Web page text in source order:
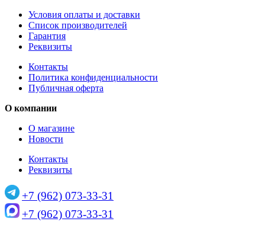
Условия оплаты и доставки
Список производителей
Гарантия
Реквизиты
Контакты
Политика конфиденциальности
Публичная оферта
О компании
О магазине
Новости
Контакты
Реквизиты
+7 (962) 073-33-31
+7 (962) 073-33-31